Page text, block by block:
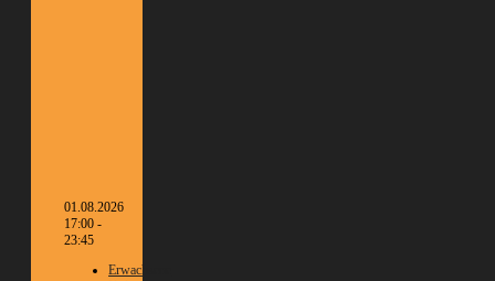
01.08.2026
17:00 -
23:45
Erwachsene